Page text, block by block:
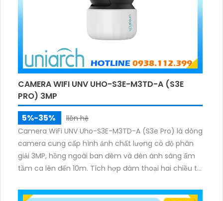
CAMERA WIFI UNV UHO-S3E-M3TD-A (S3E
PRO) 3MP
5%-35%
liên hệ
Camera WiFi UNV Uho-S3E-M3TD-A (S3e Pro) là dòng
camera cung cấp hình ảnh chất lượng có độ phân
giải 3MP, hồng ngoài ban đêm và đèn ánh sáng ấm
tầm ca lên đến 10m. Tích hợp đàm thoại hai chiều to